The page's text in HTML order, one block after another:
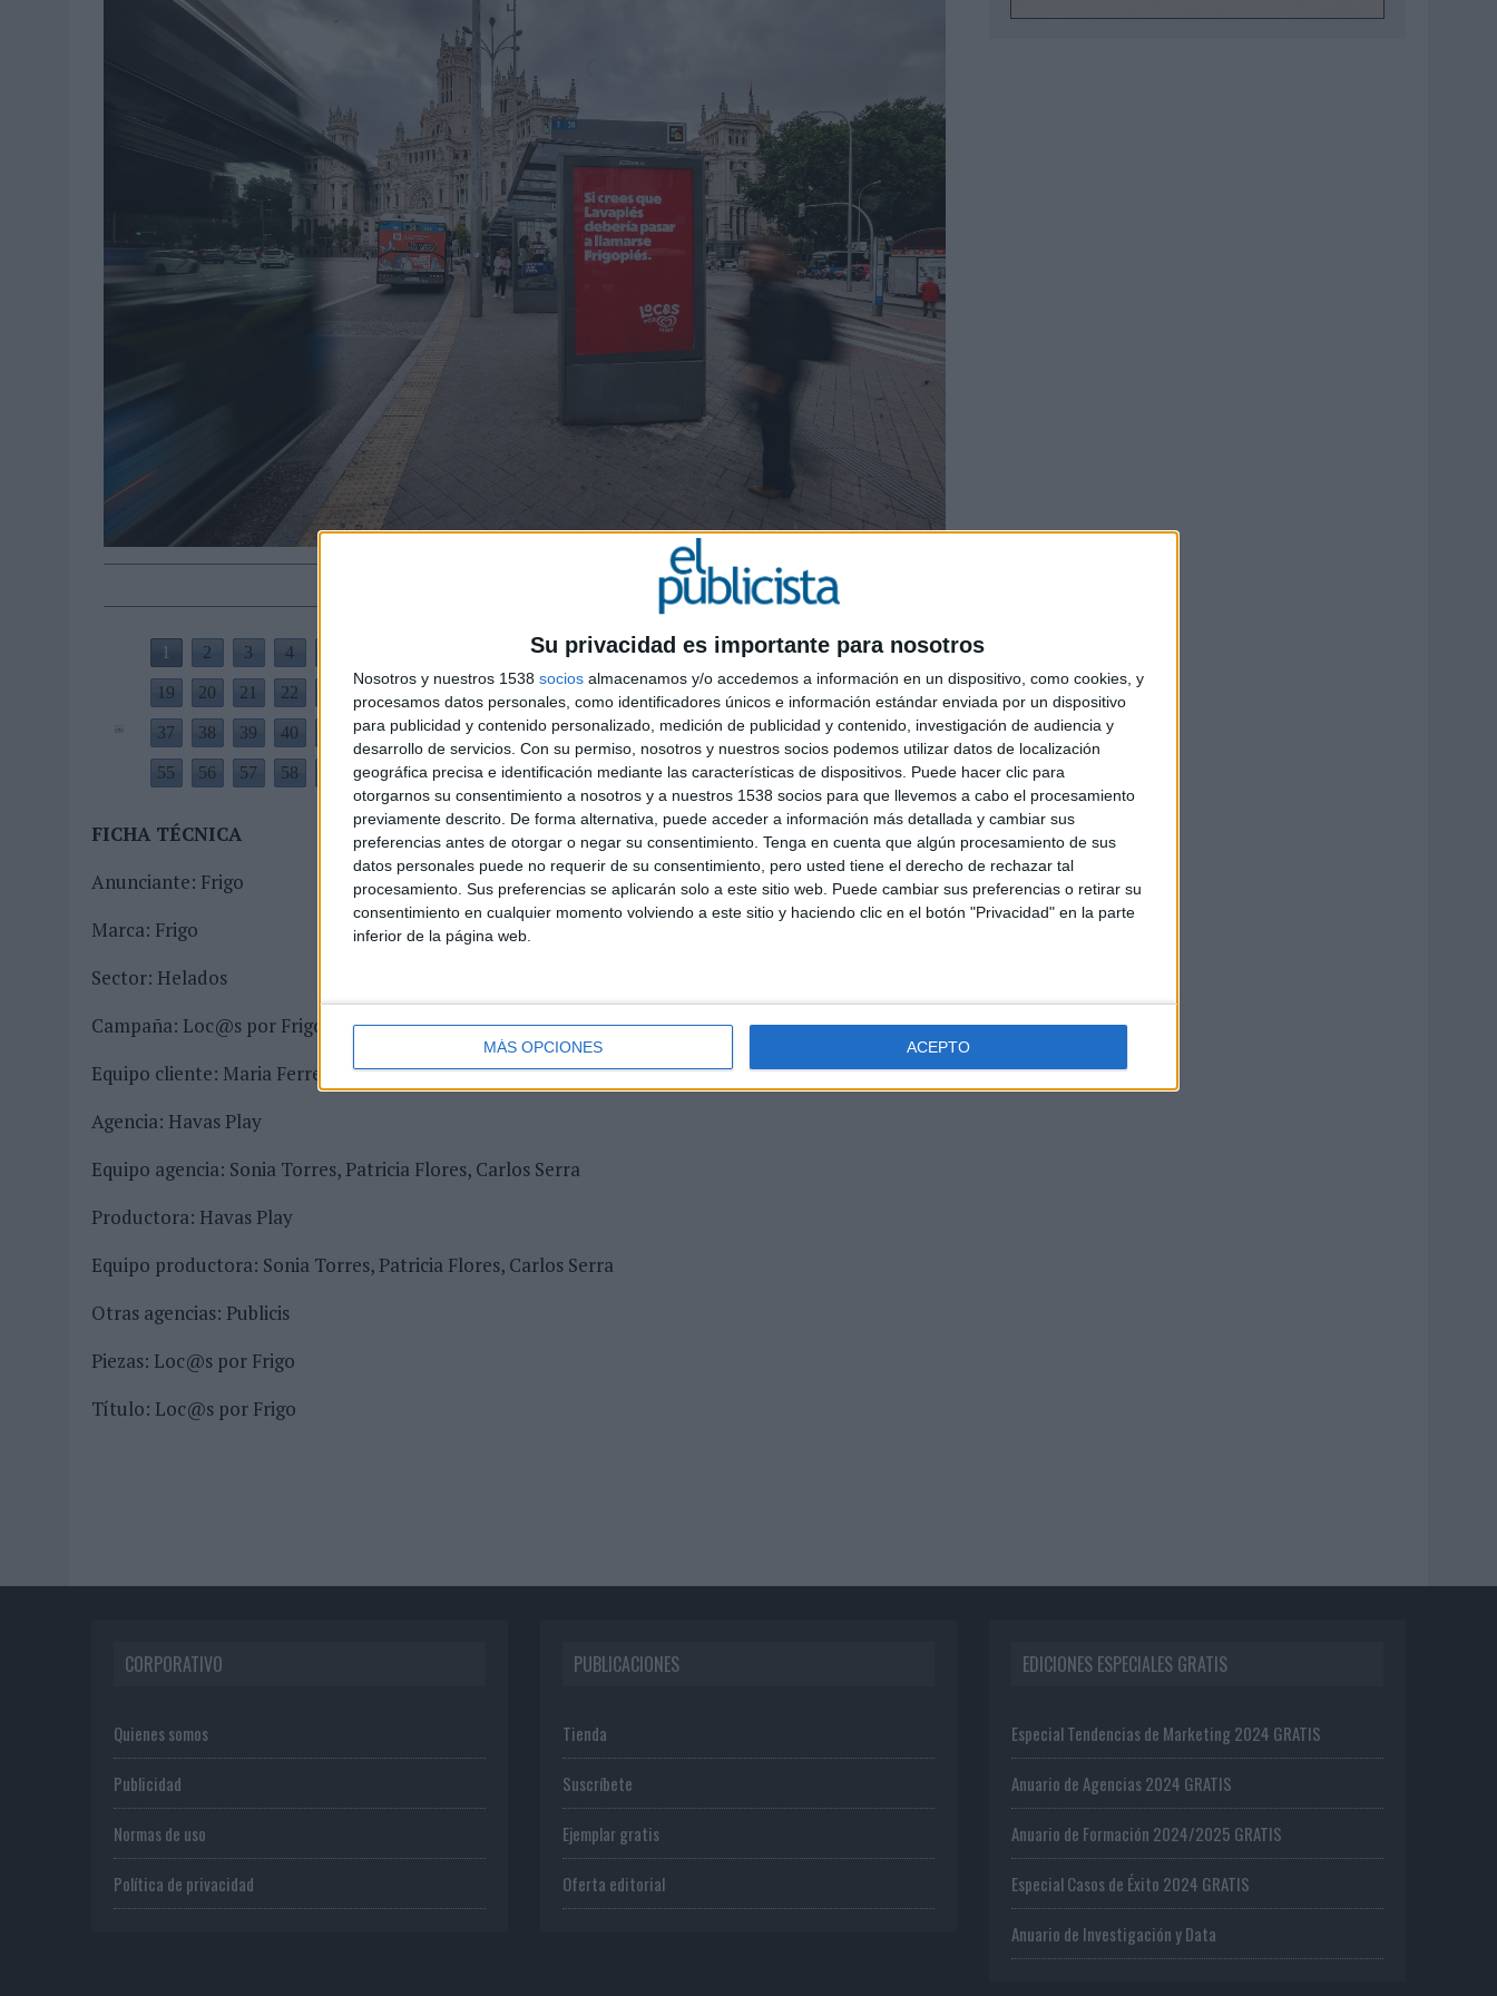
Su privacidad es importante para nosotros
Nosotros y nuestros 1538 socios almacenamos y/o accedemos a información en un dispositivo, como cookies, y
procesamos datos personales, como identificadores únicos e información estándar enviada por un dispositivo
para publicidad y contenido personalizado, medición de publicidad y contenido, investigación de audiencia y
desarrollo de servicios. Con su permiso, nosotros y nuestros socios podemos utilizar datos de localización
geográfica precisa e identificación mediante las características de dispositivos. Puede hacer clic para
otorgarnos su consentimiento a nosotros y a nuestros 1538 socios para que llevemos a cabo el procesamiento
previamente descrito. De forma alternativa, puede acceder a información más detallada y cambiar sus
preferencias antes de otorgar o negar su consentimiento. Tenga en cuenta que algún procesamiento de sus
datos personales puede no requerir de su consentimiento, pero usted tiene el derecho de rechazar tal
procesamiento. Sus preferencias se aplicarán solo a este sitio web. Puede cambiar sus preferencias o retirar su
consentimiento en cualquier momento volviendo a este sitio y haciendo clic en el botón "Privacidad" en la parte
inferior de la página web.
MÁS OPCIONES ACEPTO
07/08/2026 | EL VERANO PONE A PRUEBA LA ESTRATEGIA DIGITAL DE LAS MARCAS
VUELING CONVIERTE LOS RECUERDOS EN SOUVENIRS CON IA
CUANDO SE APAGUE EL SOL, EL ECLIPSE DE 2026 PONDRÁ A PRUEBA LA CREATIVIDAD DE LAS MARCAS
‘LA VUELTA’, DE FENOMENAL PARA MÁLAGA CF
SIETE DE CADA DIEZ EMPRESAS ESPAÑOLAS NO INTEGRAN LA INFANCIA EN SU ESTRATEGIA
LA TELEVISIÓN SIGUE LIDERANDO EL CONSUMO DE MEDIOS EN VERANO Y SUPERA AL MÓVIL COMO DISPOSITIVO MÁS UTILIZADO
06/08/2026
EL USO DE LA IA GENERATIVA ALCANZA YA AL 62% DE LOS ESPAÑOLES
06/08/2026 | SYSTEM1 NOMBRA A KIMBERLY BASTONI COMO NUEVA DIRECTORA COMERCIAL GLOBAL
06/08/2026 | FRIGO Y UNIQLO LANZAN UNA COLECCIÓN PERSONALIZABLE INSPIRADA EN CORNETTO, CALIPPO Y SOLERO
LA IA ESTÁ SUBIENDO EL LISTÓN DE LA CREATIVIDAD
BEON WORLDWIDE LANZA RAÍZ URBANA PARA TRANSFORMAR EL PATRIMONIO HISTÓRICO EN ACTIVOS CULTURALES Y ECONÓMICOS
FABRA COMUNICACIÓN INCORPORA A CASONÁ Y ASUME LA GESTIÓN DE SUS RELACIONES CON LOS MEDIOS
LOPESAN HOTELS & RESORTS ACERCA EL PARAÍSO CANARIO EN SU ÚLTIMA CAMPAÑA INTERNACIONAL
05/08/2026
LUIS ARQUILLOS (BURGO DE ARIAS): “LA CONSTRUCCIÓN DE MARCA A LARGO PLAZO Y LA MEDICIÓN SON DOS CARAS DE LA MISMA
07/08/2026 | ‘ALEXIA PUTELLAS X GALAXY Z FOLD8 – SIN LÍMITES’, DE CHEIL SPAIN PARA SAMSUNG ELECTRONICS IBERIA
‘Loc@s por Frigo’, de Havas Play para Frigo
1 2 3 4 10 11 12 13 14 15 16 17 18
19 20 21 22 25 26 30 31 32 33 34 36
37 38 39 40 42 43 44 45 46 47 48 49 50 51 52 53 54
55 56 57 58 60
FICHA TÉCNICA
Anunciante: Frigo
Marca: Frigo
Sector: Helados
Campaña: Loc@s por Frigo
Equipo cliente: Maria Ferrer, Andrea Fernández, Nerea Sanz
Agencia: Havas Play
Equipo agencia: Sonia Torres, Patricia Flores, Carlos Serra
Productora: Havas Play
Equipo productora: Sonia Torres, Patricia Flores, Carlos Serra
Otras agencias: Publicis
Piezas: Loc@s por Frigo
Título: Loc@s por Frigo
CORPORATIVO
Quienes somos
Publicidad
Normas de uso
Política de privacidad
PUBLICACIONES
Tienda
Suscríbete
Ejemplar gratis
Oferta editorial
EDICIONES ESPECIALES GRATIS
Especial Tendencias de Marketing 2024 GRATIS
Anuario de Agencias 2024 GRATIS
Anuario de Formación 2024/2025 GRATIS
Especial Casos de Éxito 2024 GRATIS
Anuario de Investigación y Data